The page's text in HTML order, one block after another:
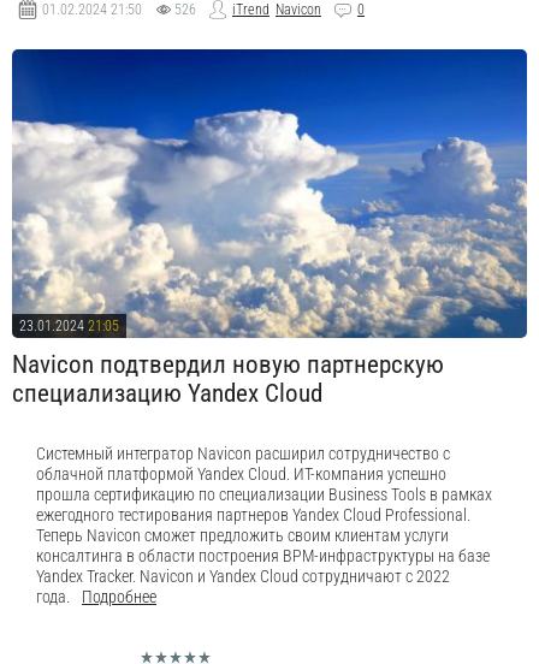
01.02.2024 21:50 526 iTrend Navicon 0
23.01.2024 21:05
Navicon подтвердил новую партнерскую
специализацию Yandex Cloud
Системный интегратор Navicon расширил сотрудничество с
облачной платформой Yandex Cloud. ИТ-компания успешно
прошла сертификацию по специализации Business Tools в рамках
ежегодного тестирования партнеров Yandex Cloud Professional.
Теперь Navicon сможет предложить своим клиентам услуги
консалтинга в области построения BPM-инфраструктуры на базе
Yandex Tracker. Navicon и Yandex Cloud сотрудничают с 2022
года.
Подробнее